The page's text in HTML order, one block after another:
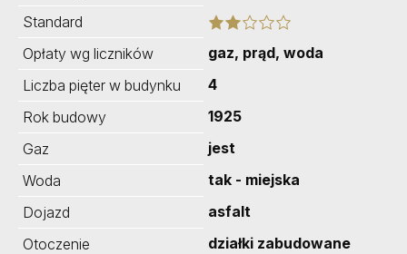
Standard
Opłaty wg liczników
gaz, prąd, woda
Liczba pięter w budynku
4
Rok budowy
1925
Gaz
jest
Woda
tak - miejska
Dojazd
asfalt
Otoczenie
działki zabudowane